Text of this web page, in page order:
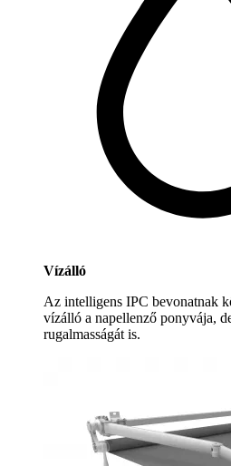
Vízálló
Az intelligens IPC bevonatnak
vízálló a napellenző ponyvája,
rugalmasságát is.